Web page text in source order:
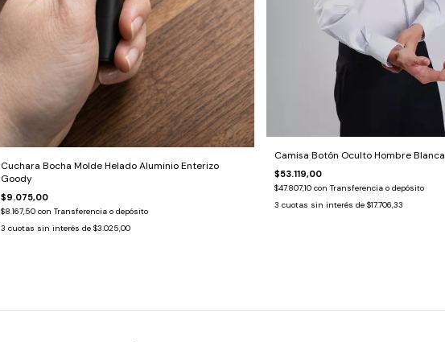
Cuchara Bocha Molde Helado Aluminio Enterizo
Goody
$9.075,00
$8.167,50 con Transferencia o depósito
3 cuotas sin interés de $3.025,00
Camisa Botón Oculto Hombre Blanca
$53.119,00
$47.807,10 con Transferencia o depósito
3 cuotas sin interés de $17.706,33